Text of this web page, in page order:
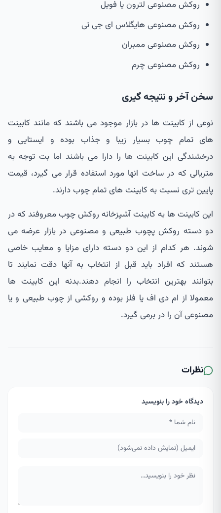
روکش مصنوعی لترون یا فویل
روکش مصنوعی هایگلاس ای جی تی
روکش مصنوعی ممبران
روکش مصنوعی چرم
سخن آخر و نتیجه گیری
نوعی از کابینت ها در بازار موجود می باشند که مانند کابینت
های تمام چوب بسیار زیبا و جذاب بوده و ایستایی و
درخشندگی این کابینت ها را دارا می باشند اما بت توجه به
متریالی که در ساخت انها مورد استفاده قرار می گیرد، قیمت
پایین تری نسبت به کابینت های تمام چوب دارند.
این کابینت ها به کابینت آشپزخانه روکش چوب معروفند که در
دو دسته روکش پچوب طبیعی و مصنوعی در بازار عرضه می
شوند. هر کدام از این دو دسته دارای مزایا و معایب خاصی
هستند که افراد باید قبل از انتخاب به آنها دقت نمایند تا
بتوانند بهترین انتخاب را انجام دهند.بدنه این کابینت ها
معمولا از ام دی اف یا فلز بوده و روکشی از چوب طبیعی و یا
مصنوعی آن را در برمی گیرد.
نظرات
دیدگاه خود را بنویسید